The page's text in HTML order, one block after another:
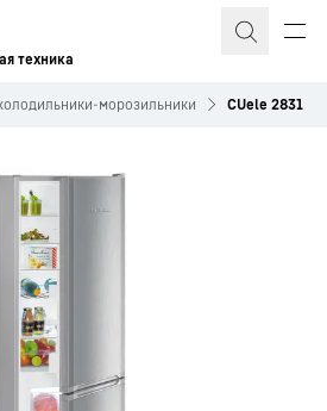
техника
морозильники CUele 2831